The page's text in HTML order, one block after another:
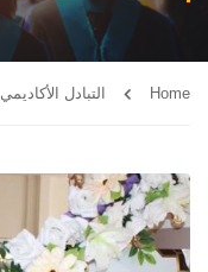
Home التبادل الأكاديمي